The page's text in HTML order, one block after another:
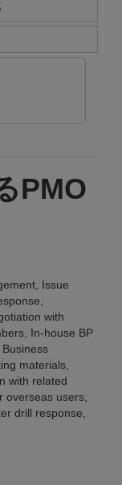
PMO
Issue
with
In-house BP
materials,
with related
overseas users,
drill response,